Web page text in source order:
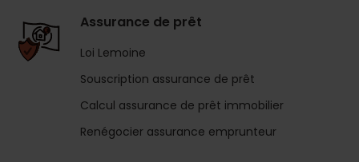
Assurance de prêt
Loi Lemoine
Souscription assurance de prêt
Calcul assurance de prêt immobilier
Renégocier assurance emprunteur